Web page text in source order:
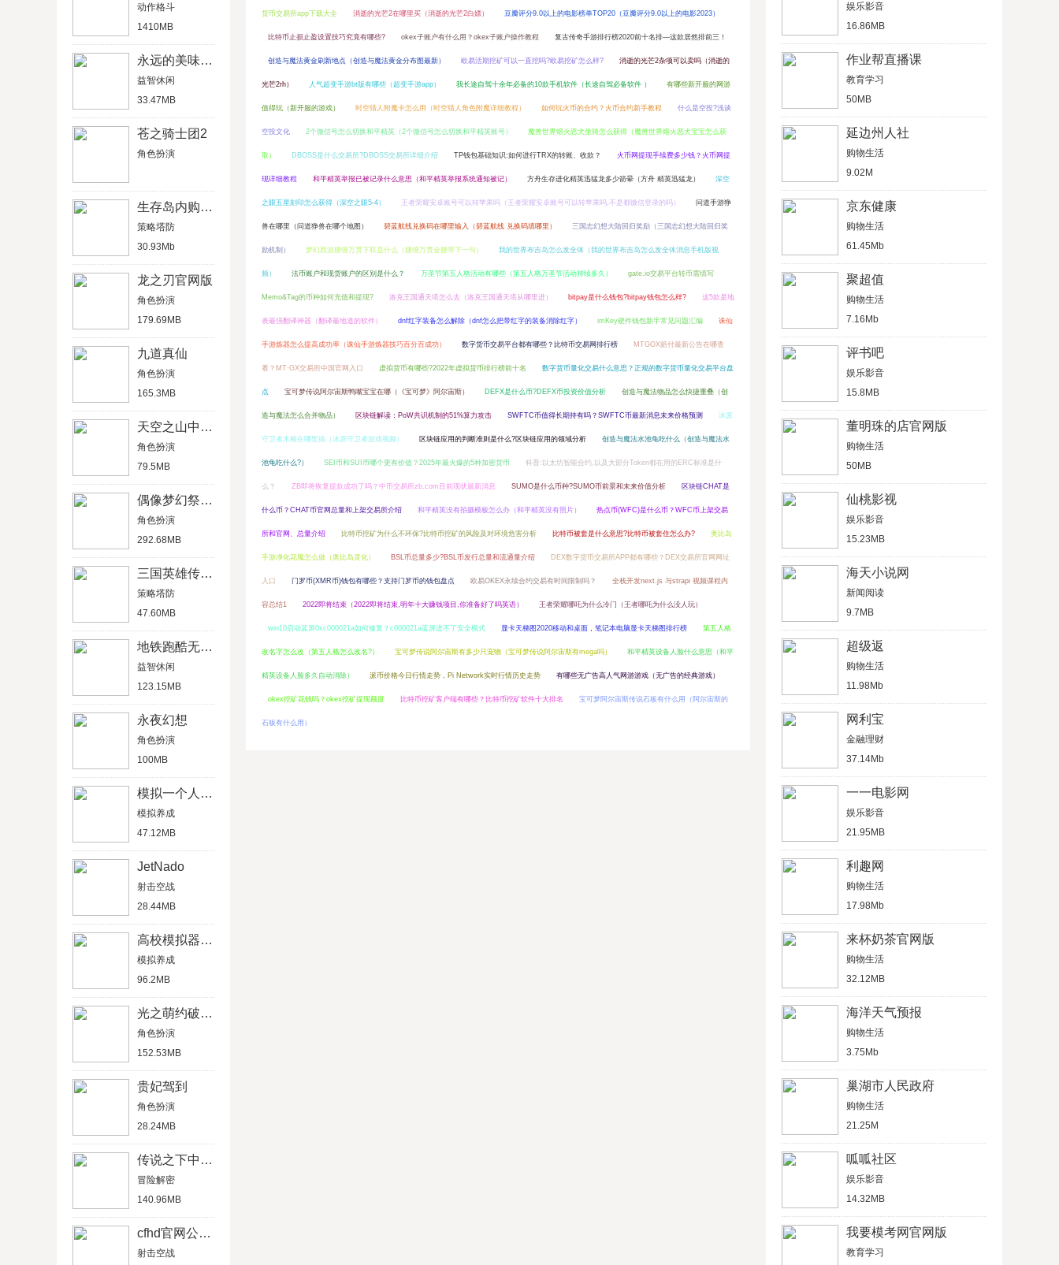
动作格斗
1410MB
永远的美味星球4破解版
益智休闲
33.47MB
苍之骑士团2
角色扮演
生存岛内购破解版
策略塔防
30.93Mb
龙之刃官网版
角色扮演
179.69MB
九道真仙
角色扮演
165.3MB
天空之山中文破解版
角色扮演
79.5MB
偶像梦幻祭2官方版
角色扮演
292.68MB
三国英雄传单机版
策略塔防
47.60MB
地铁跑酷无限金币版
益智休闲
123.15MB
永夜幻想
角色扮演
100MB
模拟一个人一生
模拟养成
47.12MB
JetNado
射击空战
28.44MB
高校模拟器中文版
模拟养成
96.2MB
光之萌约破解版
角色扮演
152.53MB
贵妃驾到
角色扮演
28.24MB
传说之下中文汉化版
冒险解密
140.96MB
cfhd官网公测版
射击空战
货币交易所app下载大全 消逝的光芒2在哪里买（消逝的光芒2白嫖） 豆瓣评分9.0以上的电影榜单TOP20（豆瓣评分9.0以上的电影2023）
比特币止损止盈设置技巧究竟有哪些? okex子账户有什么用？okex子账户操作教程 复古传奇手游排行榜2020前十名排—这款居然排前三！
创造与魔法黄金刷新地点（创造与魔法黄金分布图最新） 欧易活期挖矿可以一直挖吗?欧易挖矿怎么样? 消逝的光芒2杂项可以卖吗（消逝的
光芒2rh） 人气超变手游bt版有哪些（超变手游app） 我长途自驾十余年必备的10款手机软件（长途自驾必备软件 ） 有哪些新开服的网游
值得玩（新开服的游戏） 时空猎人附魔卡怎么用（时空猎人角色附魔详细教程） 如何玩火币的合约？火币合约新手教程 什么是空投?浅谈
空投文化 2个微信号怎么切换和平精英（2个微信号怎么切换和平精英账号） 魔兽世界熔火恶犬坐骑怎么获得（魔兽世界熔火恶犬宝宝怎么获
取） DBOSS是什么交易所?DBOSS交易所详细介绍 TP钱包基础知识:如何进行TRX的转账、收款？ 火币网提现手续费多少钱？火币网提
现详细教程 和平精英举报已被记录什么意思（和平精英举报系统通知被记） 方舟生存进化精英迅猛龙多少箭晕（方舟 精英迅猛龙） 深空
之眼五星刻印怎么获得（深空之眼5-4） 王者荣耀安卓账号可以转苹果吗（王者荣耀安卓账号可以转苹果吗,不是都微信登录的吗） 问道手游狰
兽在哪里（问道狰兽在哪个地图） 碧蓝航线兑换码在哪里输入（碧蓝航线 兑换码填哪里） 三国志幻想大陆回归奖励（三国志幻想大陆回归奖
励机制） 梦幻西游腰缠万贯下联是什么（腰缠万贯金腰带下一句） 我的世界布吉岛怎么发全体（我的世界布吉岛怎么发全体消息手机版视
频） 法币账户和现货账户的区别是什么？ 万圣节第五人格活动有哪些（第五人格万圣节活动持续多久） gate.io交易平台转币需填写
Memo&Tag的币种如何充值和提现? 洛克王国通天塔怎么去（洛克王国通天塔从哪里进） bitpay是什么钱包?bitpay钱包怎么样? 这5款是地
表最强翻译神器（翻译最地道的软件） dnf红字装备怎么解除（dnf怎么把带红字的装备消除红字） imKey硬件钱包新手常见问题汇编 诛仙
手游炼器怎么提高成功率（诛仙手游炼器技巧百分百成功） 数字货币交易平台都有哪些？比特币交易网排行榜 MTGOX赔付最新公告在哪查
看？MT·GX交易所中国官网入口 虚拟货币有哪些?2022年虚拟货币排行榜前十名 数字货币量化交易什么意思？正规的数字货币量化交易平台盘
点 宝可梦传说阿尔宙斯鸭嘴宝宝在哪（《宝可梦》阿尔宙斯） DEFX是什么币?DEFX币投资价值分析 创造与魔法物品怎么快捷重叠（创
造与魔法怎么合并物品） 区块链解读：PoW共识机制的51%算力攻击 SWFTC币值得长期持有吗？SWFTC币最新消息未来价格预测 冰原
守卫者木梭在哪里搞（冰原守卫者游戏视频） 区块链应用的判断准则是什么?区块链应用的领域分析 创造与魔法水池龟吃什么（创造与魔法水
池龟吃什么?） SEI币和SUI币哪个更有价值？2025年最火爆的5种加密货币 科普:以太坊智能合约,以及大部分Token都在用的ERC标准是什
么？ ZB即将恢复提款成功了吗？中币交易所zb.com目前现状最新消息 SUMO是什么币种?SUMO币前景和未来价值分析 区块链CHAT是
什么币？CHAT币官网总量和上架交易所介绍 和平精英没有拍摄模板怎么办（和平精英没有照片） 热点币(WFC)是什么币？WFC币上架交易
所和官网、总量介绍 比特币挖矿为什么不环保?比特币挖矿的风险及对环境危害分析 比特币被套是什么意思?比特币被套住怎么办? 奥比岛
手游净化花魇怎么做（奥比岛灵化） BSL币总量多少?BSL币发行总量和流通量介绍 DEX数字货币交易所APP都有哪些？DEX交易所官网网址
入口 门罗币(XMR币)钱包有哪些？支持门罗币的钱包盘点 欧易OKEX永续合约交易有时间限制吗？ 全栈开发next.js 与strapi 视频课程内
容总结1 2022即将结束（2022即将结束,明年十大赚钱项目,你准备好了吗英语） 王者荣耀哪吒为什么冷门（王者哪吒为什么没人玩）
win10启动蓝屏0xc000021a如何修复？c000021a蓝屏进不了安全模式 显卡天梯图2020移动和桌面，笔记本电脑显卡天梯图排行榜 第五人格
改名字怎么改（第五人格怎么改名?） 宝可梦传说阿尔宙斯有多少只宠物（宝可梦传说阿尔宙斯有mega吗） 和平精英设备人脸什么意思（和平
精英设备人脸多久自动消除） 派币价格今日行情走势，Pi Network实时行情历史走势 有哪些无广告高人气网游游戏（无广告的经典游戏）
okex挖矿花钱吗？okex挖矿提现额度 比特币挖矿客户端有哪些？比特币挖矿软件十大排名 宝可梦阿尔宙斯传说石板有什么用（阿尔宙斯的
石板有什么用）
娱乐影音
16.86MB
作业帮直播课
教育学习
50MB
延边州人社
购物生活
9.02M
京东健康
购物生活
61.45Mb
聚超值
购物生活
7.16Mb
评书吧
娱乐影音
15.8MB
董明珠的店官网版
购物生活
50MB
仙桃影视
娱乐影音
15.23MB
海天小说网
新闻阅读
9.7MB
超级返
购物生活
11.98Mb
网利宝
金融理财
37.14Mb
一一电影网
娱乐影音
21.95MB
利趣网
购物生活
17.98Mb
来杯奶茶官网版
购物生活
32.12MB
海洋天气预报
购物生活
3.75Mb
巢湖市人民政府
购物生活
21.25M
呱呱社区
娱乐影音
14.32MB
我要模考网官网版
教育学习